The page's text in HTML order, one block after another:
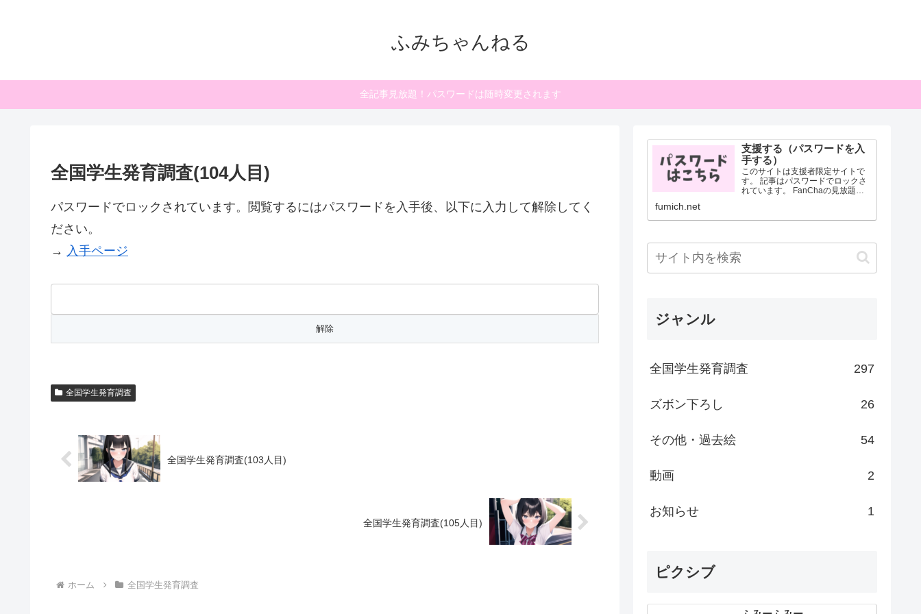
ふみちゃんねる
全記事見放題！パスワードは随時変更されます
全国学生発育調査(104人目)
パスワードでロックされています。閲覧するにはパスワードを入手後、以下に入力して解除してく
ださい。
→ 入手ページ
全国学生発育調査
全国学生発育調査(103人目)
全国学生発育調査(105人目)
ホーム 全国学生発育調査
支援する（パスワードを入
手する）
このサイトは支援者限定サイトで
す。 記事はパスワードでロックさ
れています。 FanChaの見放題プ
できます。 パスワードはFanCha
fumich.net
ジャンル
全国学生発育調査 297
ズボン下ろし 26
その他・過去絵 54
動画 2
お知らせ 1
ピクシブ